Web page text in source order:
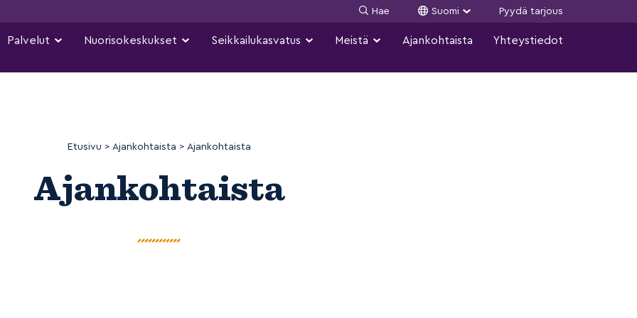
Hae Suomi Pyydä tarjous
Palvelut Nuorisokeskukset Seikkailukasvatus Meistä Ajankohtaista Yhteystiedot
Etusivu > Ajankohtaista > Ajankohtaista
Ajankohtaista